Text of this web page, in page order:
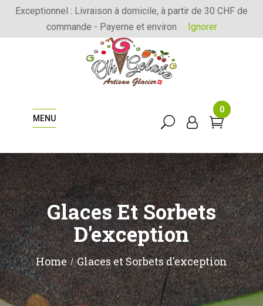
Exceptionnel : Livraison à domicile, à partir de 30 CHF de
commande - Payerne et environ
Ignorer
MENU
0
Glaces Et Sorbets
D'exception
Home Glaces et Sorbets d'exception